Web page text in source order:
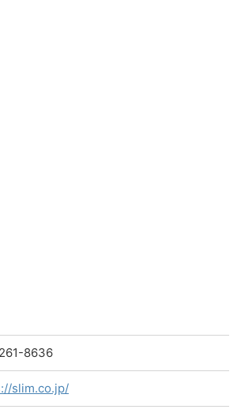
8636
slim.co.jp/